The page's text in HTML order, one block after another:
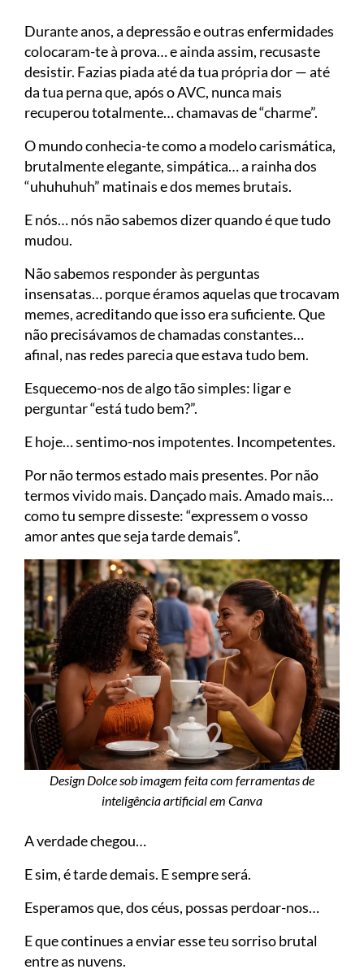
Durante anos, a depressão e outras enfermidades
colocaram-te à prova… e ainda assim, recusaste
desistir. Fazias piada até da tua própria dor — até
da tua perna que, após o AVC, nunca mais
recuperou totalmente… chamavas de “charme”.
O mundo conhecia-te como a modelo carismática,
brutalmente elegante, simpática… a rainha dos
“uhuhuhuh” matinais e dos memes brutais.
E nós… nós não sabemos dizer quando é que tudo
mudou.
Não sabemos responder às perguntas
insensatas… porque éramos aquelas que trocavam
memes, acreditando que isso era suficiente. Que
não precisávamos de chamadas constantes…
afinal, nas redes parecia que estava tudo bem.
Esquecemo-nos de algo tão simples: ligar e
perguntar “está tudo bem?”.
E hoje… sentimo-nos impotentes. Incompetentes.
Por não termos estado mais presentes. Por não
termos vivido mais. Dançado mais. Amado mais…
como tu sempre disseste: “expressem o vosso
amor antes que seja tarde demais”.
Design Dolce sob imagem feita com ferramentas de
inteligência artificial em Canva
A verdade chegou…
E sim, é tarde demais. E sempre será.
Esperamos que, dos céus, possas perdoar-nos…
E que continues a enviar esse teu sorriso brutal
entre as nuvens.